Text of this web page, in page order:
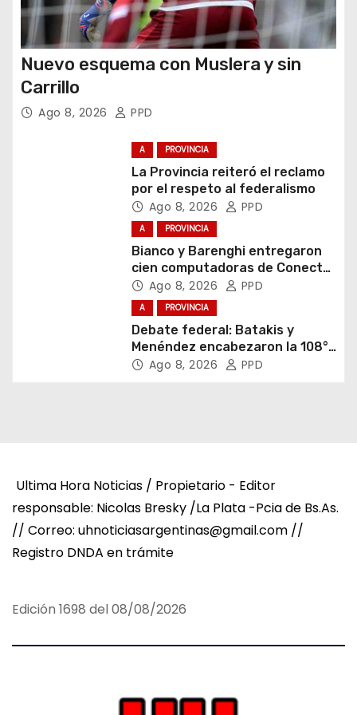
Nuevo esquema con Muslera y sin
Carrillo
Ago 8, 2026 PPD
A PROVINCIA
La Provincia reiteró el reclamo
por el respeto al federalismo
Ago 8, 2026 PPD
A PROVINCIA
Bianco y Barenghi entregaron
cien computadoras de Conectar
Igualdad Bonaerense
Ago 8, 2026 PPD
A PROVINCIA
Debate federal: Batakis y
Menéndez encabezaron la 108°
Asamblea del CNV
Ago 8, 2026 PPD
Ultima Hora Noticias / Propietario - Editor
responsable: Nicolas Bresky /La Plata -Pcia de Bs.As.
// Correo: uhnoticiasargentinas@gmail.com //
Registro DNDA en trámite
Edición 1698 del 08/08/2026